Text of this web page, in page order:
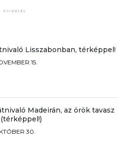
Lisszabonban, térképpel!
15.
Madeirán, az örök tavasz
30.